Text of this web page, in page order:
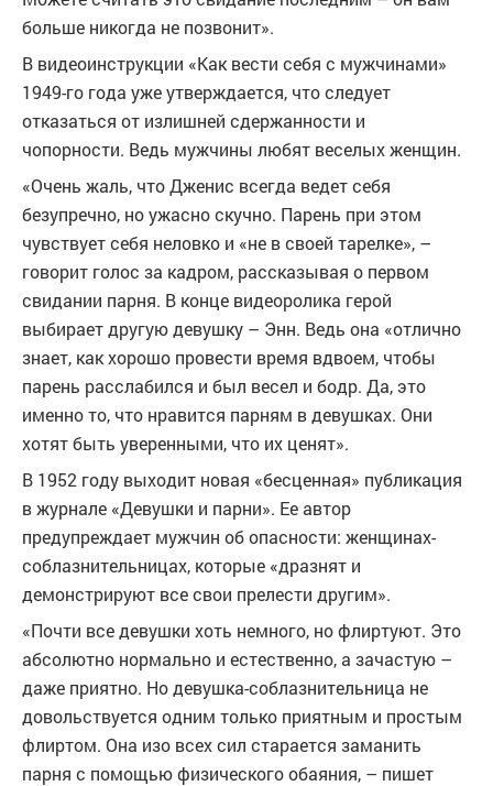
больше никогда не позвонит».
В видеоинструкции «Как вести себя с мужчинами»
1949-го года уже утверждается, что следует
отказаться от излишней сдержанности и
чопорности. Ведь мужчины любят веселых женщин.
«Очень жаль, что Дженис всегда ведет себя
безупречно, но ужасно скучно. Парень при этом
чувствует себя неловко и «не в своей тарелке», –
говорит голос за кадром, рассказывая о первом
свидании парня. В конце видеоролика герой
выбирает другую девушку – Энн. Ведь она «отлично
знает, как хорошо провести время вдвоем, чтобы
парень расслабился и был весел и бодр. Да, это
именно то, что нравится парням в девушках. Они
хотят быть уверенными, что их ценят».
В 1952 году выходит новая «бесценная» публикация
в журнале «Девушки и парни». Ее автор
предупреждает мужчин об опасности: женщинах-
соблазнительницах, которые «дразнят и
демонстрируют все свои прелести другим».
«Почти все девушки хоть немного, но флиртуют. Это
абсолютно нормально и естественно, а зачастую –
даже приятно. Но девушка-соблазнительница не
довольствуется одним только приятным и простым
флиртом. Она изо всех сил старается заманить
парня с помощью физического обаяния, – пишет